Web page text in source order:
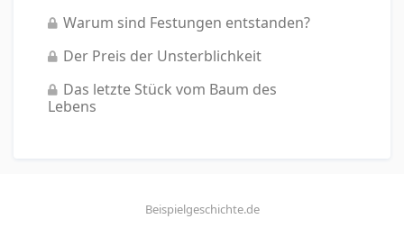
Warum sind Festungen entstanden?
Der Preis der Unsterblichkeit
Das letzte Stück vom Baum des
Lebens
Beispielgeschichte.de